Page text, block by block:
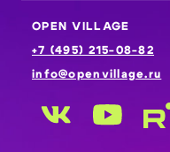
OPEN VILLAGE
+7 (495) 215-08-82
info@openvillage.ru